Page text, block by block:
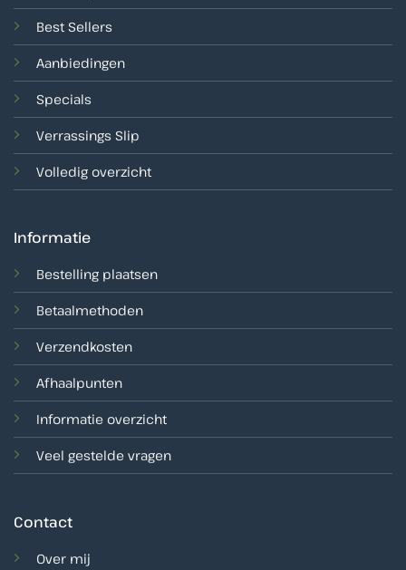
Best Sellers
Aanbiedingen
Specials
Verrassings Slip
Volledig overzicht
Informatie
Bestelling plaatsen
Betaalmethoden
Verzendkosten
Afhaalpunten
Informatie overzicht
Veel gestelde vragen
Contact
Over mij